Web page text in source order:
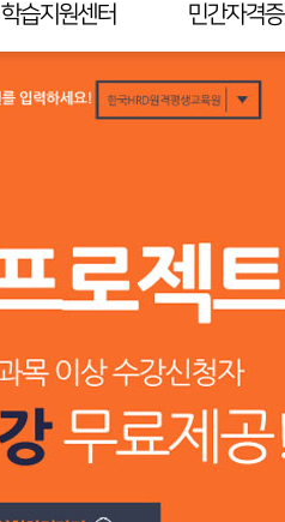
학습지원센터
공지사항
이벤트
자주하는질문
실습기관검색
프로그램다운로드
민간자격증
민간자격증소개
자격증발급확인